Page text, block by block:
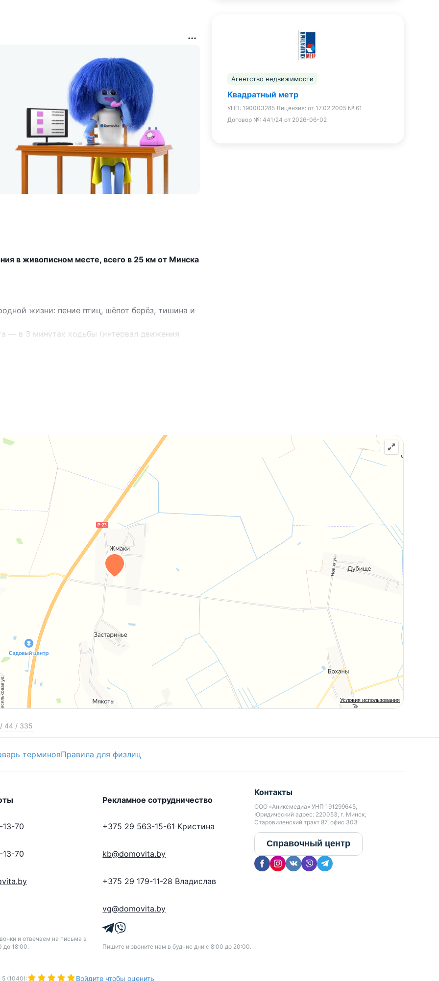
в живописном месте, всего в 25 км от Минска
жизни: пение птиц, шёпот берёз, тишина и
— в 3 минутах ходьбы (интервал движения
магазин.Главное природное
проводить вечера на свежем воздухе.
квартира в своём доме.
обложенные кирпичем, крыша —
печь(резервный вариант), печка с лежанкой,
сельскохозяйственные идеи.
Агентство недвижимости
Квадратный метр
УНП: 190003285 Лицензия: от 17.02.2005 № 61
Договор №: 441/24 от 2026-06-02
Условия использования
/ 44 / 335
терминовПравила для физлиц
70
70
и отвечаем на письма в
до 18:00.
Рекламное сотрудничество
+375 29 563-15-61 Кристина
kb@domovita.by
+375 29 179-11-28 Владислав
vg@domovita.by
Пишите и звоните нам в будние дни с 8:00 до 20:00.
Контакты
ООО «Аниксмедиа» УНП 191299645,
Юридический адрес: 220053, г. Минск,
Старовиленский тракт 87, офис 303
Справочный центр
5 (1040): Войдите чтобы оценить